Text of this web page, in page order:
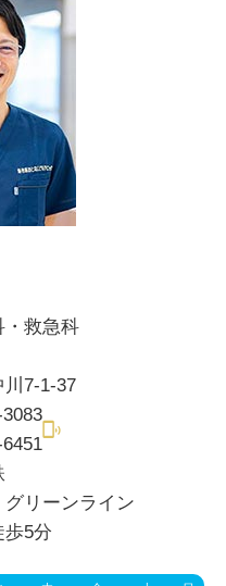
・救急科
7-1-37
リーンライン
歩5分